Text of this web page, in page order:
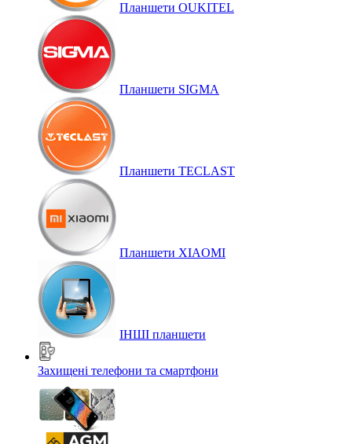
Планшети OUKITEL
Планшети SIGMA
Планшети TECLAST
Планшети XIAOMI
ІНШІ планшети
Захищені телефони та смартфони